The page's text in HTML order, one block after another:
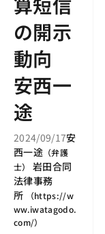
の開示
動向
安西一
途
2024/09/17安
西一途（弁護
士）
岩田合同
法律事務
所
（https://w
ww.iwatagodo.
com/）